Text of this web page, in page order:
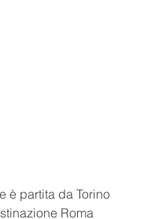
è partita da Torino
Roma